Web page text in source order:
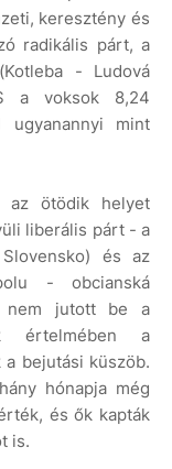
keresztény és
radikális párt, a
- Ludová
a voksok 8,24
ugyanannyi mint
az ötödik helyet
liberális párt - a
és az
- obcianská
nem jutott be a
értelmében a
bejutási küszöb.
hónapja még
és ők kapták
is.